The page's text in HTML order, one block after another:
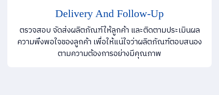
Delivery And Follow-Up
ตรวจสอบ จัดส่งผลิตภัณฑ์ให้ลูกค้า และติดตามประเมินผล
ความพึงพอใจของลูกค้า เพื่อให้แน่ใจว่าผลิตภัณฑ์ตอบสนอง
ตามความต้องการอย่างมีคุณภาพ